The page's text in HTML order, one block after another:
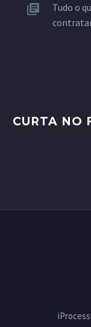
Tudo o
CURTA NO